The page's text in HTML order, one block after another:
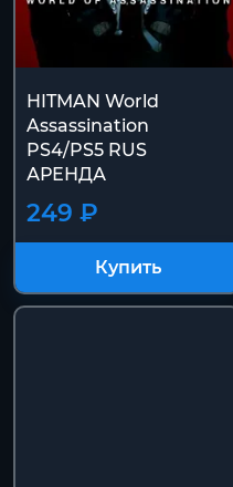
HITMAN World
Assassination
PS4/PS5 RUS
АРЕНДА
249 ₽
Купить